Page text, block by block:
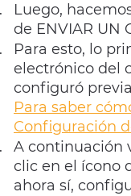
Luego,
de ENVIAR UN
Para esto, lo
electrónico del
configuró
Para saber
Configuración
A continuación
clic en el ícono
ahora sí,